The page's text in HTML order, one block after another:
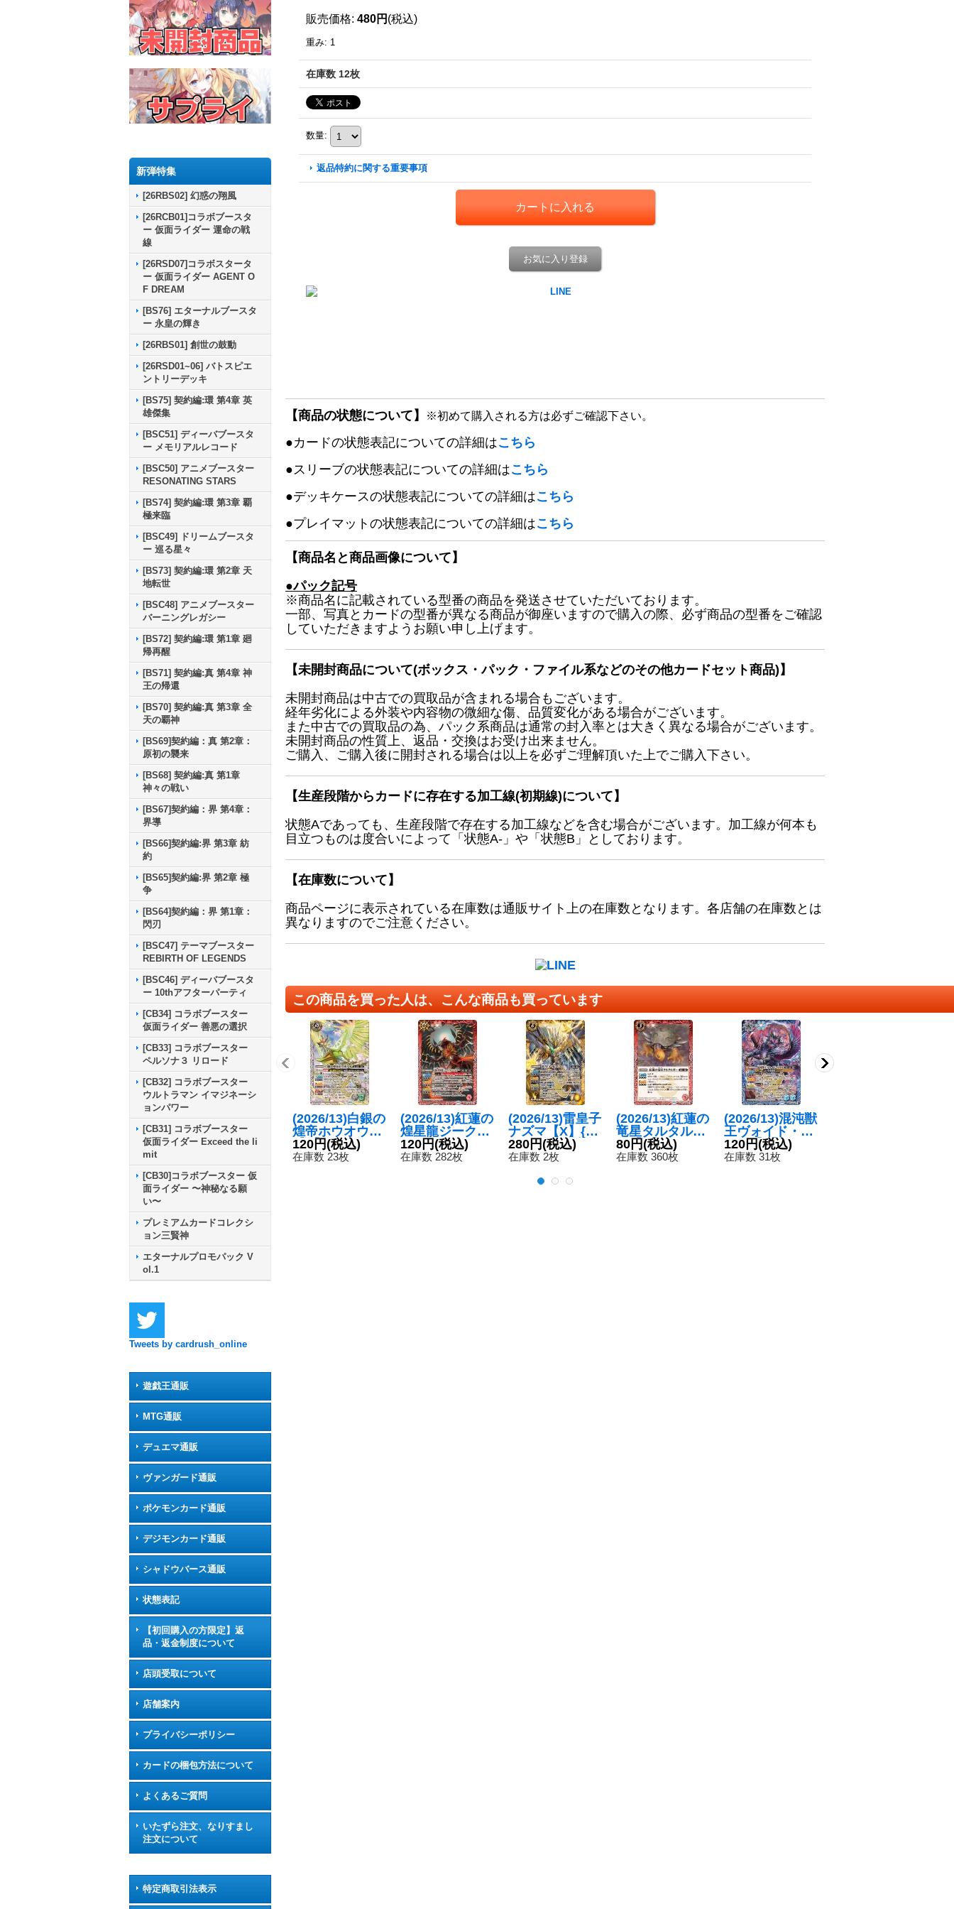
新弾特集
[26RBS02] 幻惑の翔風
[26RCB01]コラボブースタ
ー 仮面ライダー 運命の戦
線
[26RSD07]コラボスタータ
ー 仮面ライダー AGENT O
F DREAM
[BS76] エターナルブースタ
ー 永皇の輝き
[26RBS01] 創世の鼓動
[26RSD01~06] バトスピエ
ントリーデッキ
[BS75] 契約編:環 第4章 英
雄傑集
[BSC51] ディーバブースタ
ー メモリアルレコード
[BSC50] アニメブースター
RESONATING STARS
[BS74] 契約編:環 第3章 覇
極来臨
[BSC49] ドリームブースタ
ー 巡る星々
[BS73] 契約編:環 第2章 天
地転世
[BSC48] アニメブースター
バーニングレガシー
[BS72] 契約編:環 第1章 廻
帰再醒
[BS71] 契約編:真 第4章 神
王の帰還
[BS70] 契約編:真 第3章 全
天の覇神
[BS69]契約編：真 第2章：
原初の襲来
[BS68] 契約編:真 第1章
神々の戦い
[BS67]契約編：界 第4章：
界導
[BS66]契約編:界 第3章 紡
約
[BS65]契約編:界 第2章 極
争
[BS64]契約編：界 第1章：
閃刃
[BSC47] テーマブースター
REBIRTH OF LEGENDS
[BSC46] ディーバブースタ
ー 10thアフターパーティ
[CB34] コラボブースター
仮面ライダー 善悪の選択
[CB33] コラボブースター
ペルソナ３ リロード
[CB32] コラボブースター
ウルトラマン イマジネーシ
ョンパワー
[CB31] コラボブースター
仮面ライダー Exceed the li
mit
[CB30]コラボブースター 仮
面ライダー 〜神秘なる願
い〜
プレミアムカードコレクシ
ョン三賢神
エターナルプロモパック V
ol.1
Tweets by cardrush_online
遊戯王通販
MTG通販
デュエマ通販
ヴァンガード通販
ポケモンカード通販
デジモンカード通販
シャドウバース通販
状態表記
【初回購入の方限定】返
品・返金制度について
店頭受取について
店舗案内
プライバシーポリシー
カードの梱包方法について
よくあるご質問
いたずら注文、なりすまし
注文について
特定商取引法表示
販売価格: 480円 (税込)
重み: 1
在庫数 12枚
数量:
返品特約に関する重要事項
お気に入り登録
【商品の状態について】 ※初めて購入される方は必ずご確認下さい。
●カードの状態表記についての詳細はこちら
●スリーブの状態表記についての詳細はこちら
●デッキケースの状態表記についての詳細はこちら
●プレイマットの状態表記についての詳細はこちら
【商品名と商品画像について】
●パック記号
※商品名に記載されている型番の商品を発送させていただいております。
一部、写真とカードの型番が異なる商品が御座いますので購入の際、必ず商品の型番をご確認
していただきますようお願い申し上げます。
【未開封商品について(ボックス・パック・ファイル系などのその他カードセット商品)】
未開封商品は中古での買取品が含まれる場合もございます。
経年劣化による外装や内容物の微細な傷、品質変化がある場合がございます。
また中古での買取品の為、パック系商品は通常の封入率とは大きく異なる場合がございます。
未開封商品の性質上、返品・交換はお受け出来ません。
ご購入、ご購入後に開封される場合は以上を必ずご理解頂いた上でご購入下さい。
【生産段階からカードに存在する加工線(初期線)について】
状態Aであっても、生産段階で存在する加工線などを含む場合がございます。加工線が何本も
目立つものは度合いによって「状態A-」や「状態B」としております。
【在庫数について】
商品ページに表示されている在庫数は通販サイト上の在庫数となります。各店舗の在庫数とは
異なりますのでご注意ください。
この商品を買った人は、こんな商品も買っています
(2026/13)白銀の
煌帝ホウオウガ
【X】{BS76-X0
9}《白》
120円(税込)
在庫数 23枚
(2026/13)紅蓮の
煌星龍ジークヴ
ルム・アルター
【M】{BS76-00
120円(税込)
在庫数 282枚
(2026/13)雷皇子
ナズマ【X】{B
S76-X11}《黄》
280円(税込)
在庫数 2枚
(2026/13)紅蓮の
竜星タルタルガ
ー【R】{BS76-
003}《赤》
80円(税込)
在庫数 360枚
(2026/13)混沌獣
王ヴォイド・ル
ガス【X】{BS7
6-X13}《青》
120円(税込)
在庫数 31枚